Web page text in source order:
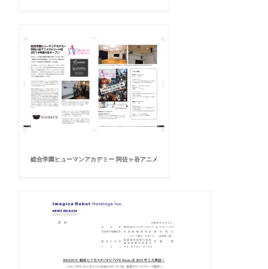
総合学園ヒューマンアカデミー 阿佐ヶ谷アニメ